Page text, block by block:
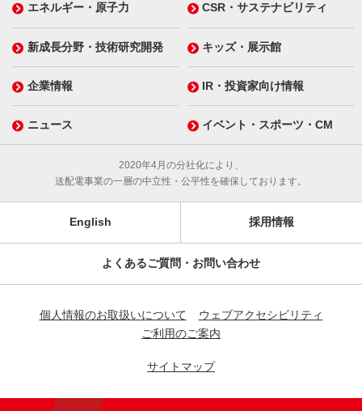
エネルギー・原子力 CSR・サステナビリティ
新成長分野・技術研究開発 キッズ・展示館
企業情報 IR・投資家向け情報
ニュース イベント・スポーツ・CM
2020年4月の分社化により、
送配電事業の一層の中立性・公平性を確保しております。
English 採用情報
よくあるご質問・お問い合わせ
個人情報のお取扱いについて
ウェブアクセシビリティ
ご利用のご案内
サイトマップ